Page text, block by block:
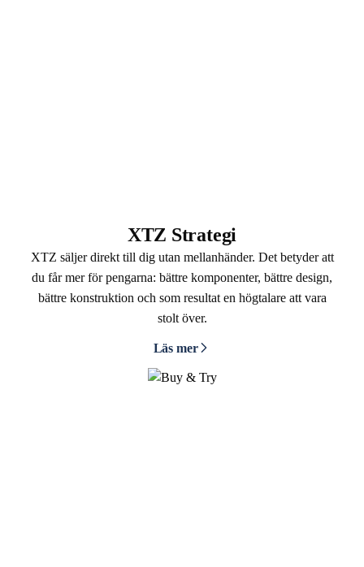
XTZ Strategi
XTZ säljer direkt till dig utan mellanhänder. Det betyder att
du får mer för pengarna: bättre komponenter, bättre design,
bättre konstruktion och som resultat en högtalare att vara
stolt över.
Läs mer